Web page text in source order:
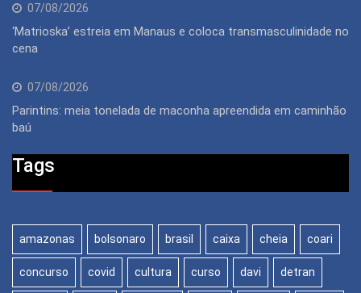
07/08/2026
‘Matrioska’ estreia em Manaus e coloca transmasculinidade no
cena
07/08/2026
Parintins: meia tonelada de maconha apreendida em caminhão
baú
Tags
amazonas bolsonaro brasil caixa cheia coari
concurso covid cultura curso davi detran